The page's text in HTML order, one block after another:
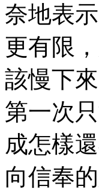
奈地表
更有限
該慢下
第一次
成怎樣
向信奉